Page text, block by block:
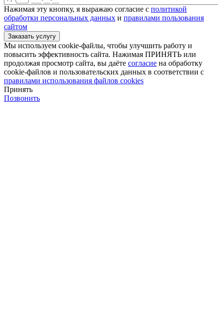
Нажимая эту кнопку, я выражаю согласие с политикой
обработки персональных данных и правилами пользования
сайтом
Мы используем cookie-файлы, чтобы улучшить работу и
повысить эффективность сайта. Нажимая ПРИНЯТЬ или
продолжая просмотр сайта, вы даёте согласие на обработку
cookie-файлов и пользовательских данных в соответствии с
правилами использования файлов cookies
Принять
Позвонить